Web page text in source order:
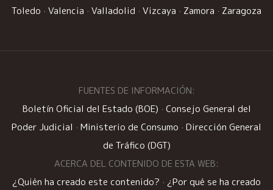
Toledo · Valencia · Valladolid · Vizcaya · Zamora · Zaragoza
FUENTES DE INFORMACIÓN:
Boletín Oficial del Estado (BOE) · Consejo General del
Poder Judicial · Ministerio de Consumo · Dirección General
de Tráfico (DGT)
ACERCA DEL CONTENIDO DE ESTA WEB:
¿Quién ha creado este contenido? · ¿Por qué se ha creado